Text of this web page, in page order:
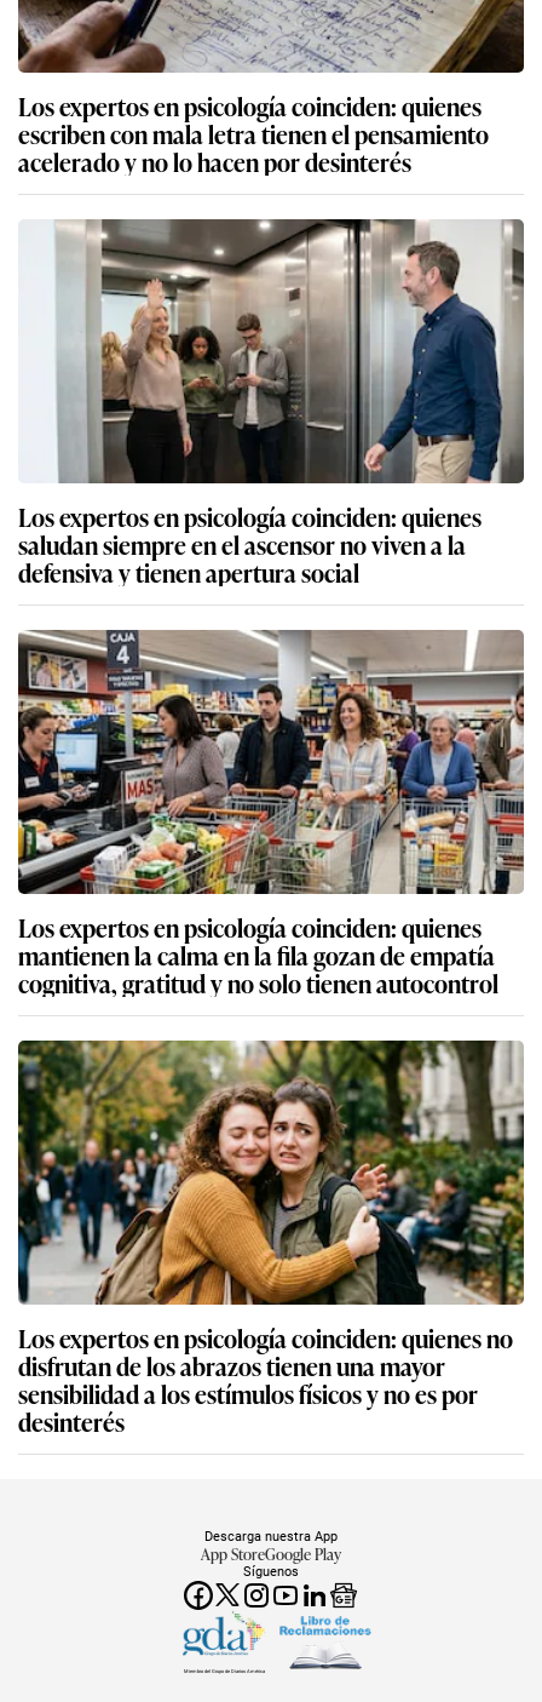
Los expertos en psicología coinciden: quienes
escriben con mala letra tienen el pensamiento
acelerado y no lo hacen por desinterés
Los expertos en psicología coinciden: quienes
saludan siempre en el ascensor no viven a la
defensiva y tienen apertura social
Los expertos en psicología coinciden: quienes
mantienen la calma en la fila gozan de empatía
cognitiva, gratitud y no solo tienen autocontrol
Los expertos en psicología coinciden: quienes no
disfrutan de los abrazos tienen una mayor
sensibilidad a los estímulos físicos y no es por
desinterés
Síguenos
Descarga nuestra App
App StoreGoogle Play
Miembro del Grupo de Diarios América